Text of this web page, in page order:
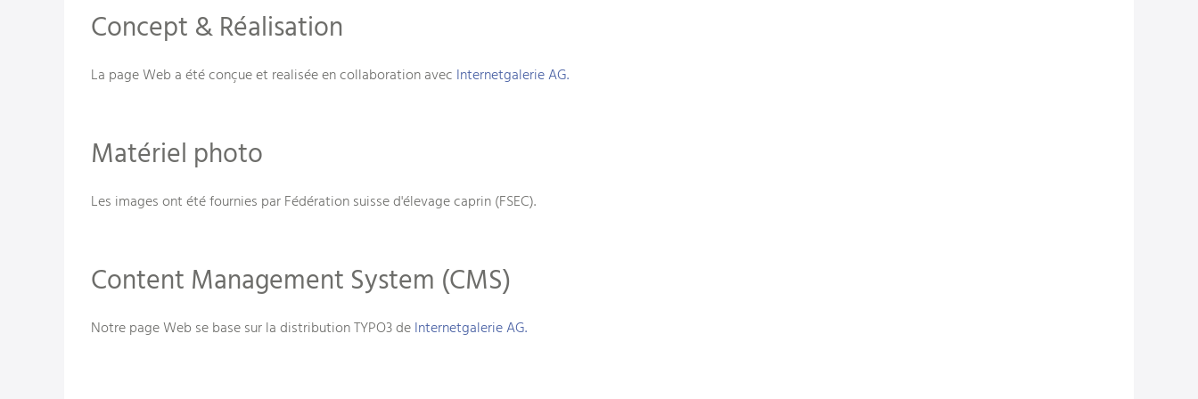
Concept & Réalisation
La page Web a été conçue et realisée en collaboration avec Internetgalerie AG.
Matériel photo
Les images ont été fournies par Fédération suisse d'élevage caprin (FSEC).
Content Management System (CMS)
Notre page Web se base sur la distribution TYPO3 deInternetgalerie AG.